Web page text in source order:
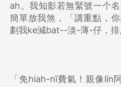
ah。我知影若無緊號一个
簡單放我煞，「講重點，
劃我ke減bat--淡-薄-仔，排
「免hiah-nī費氣！親像lín